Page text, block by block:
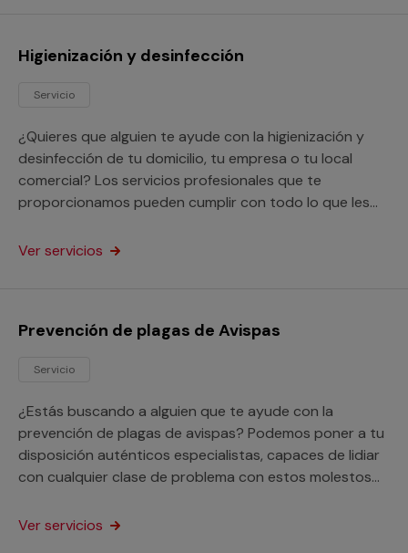
Higienización y desinfección
Servicio
¿Quieres que alguien te ayude con la higienización y
desinfección de tu domicilio, tu empresa o tu local
comercial? Los servicios profesionales que te
proporcionamos pueden cumplir con todo lo que les
Ver servicios
Prevención de plagas de Avispas
Servicio
¿Estás buscando a alguien que te ayude con la
prevención de plagas de avispas? Podemos poner a tu
disposición auténticos especialistas, capaces de lidiar
con cualquier clase de problema con estos molestos
Ver servicios